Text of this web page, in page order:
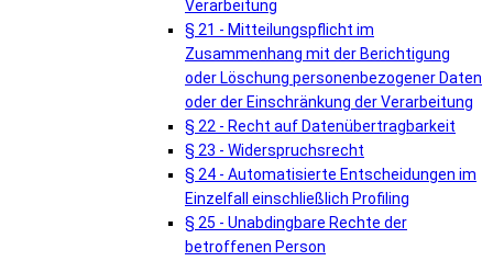
Verarbeitung
§ 21 - Mitteilungspflicht im
Zusammenhang mit der Berichtigung
oder Löschung personenbezogener Daten
oder der Einschränkung der Verarbeitung
§ 22 - Recht auf Datenübertragbarkeit
§ 23 - Widerspruchsrecht
§ 24 - Automatisierte Entscheidungen im
Einzelfall einschließlich Profiling
§ 25 - Unabdingbare Rechte der
betroffenen Person